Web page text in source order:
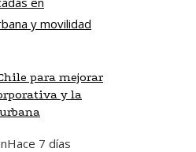
para mejorar
y la
Hace 7 días